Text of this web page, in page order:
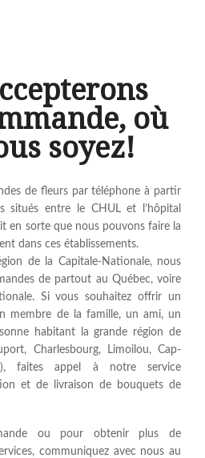
où
soyez!
de fleurs par téléphone à partir
situés entre le CHUL et l’hôpital
en sorte que nous pouvons faire la
dans ces établissements.
de la Capitale-Nationale, nous
de partout au Québec, voire
Si vous souhaitez offrir un
membre de la famille, un ami, un
habitant la grande région de
Charlesbourg, Limoilou, Cap-
faites appel à notre service
et de livraison de bouquets de
ou pour obtenir plus de
communiquez avec nous au